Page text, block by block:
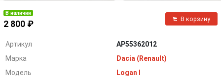
В наличии
2 800 ₽
В корзину
Артикул
AP55362012
Марка
Dacia (Renault)
Модель
Logan I